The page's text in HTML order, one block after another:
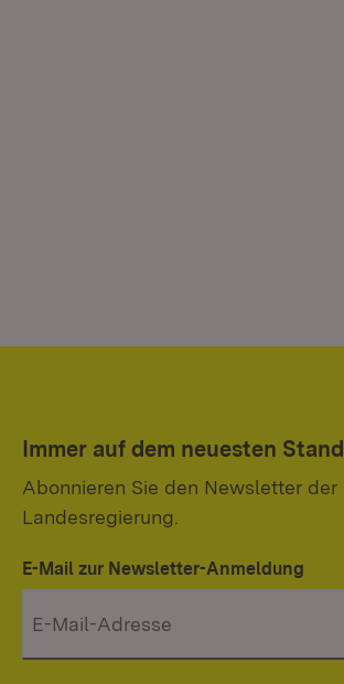
Immer auf dem neuesten Stand
Abonnieren Sie den Newsletter der
Landesregierung.
E-Mail zur Newsletter-Anmeldung